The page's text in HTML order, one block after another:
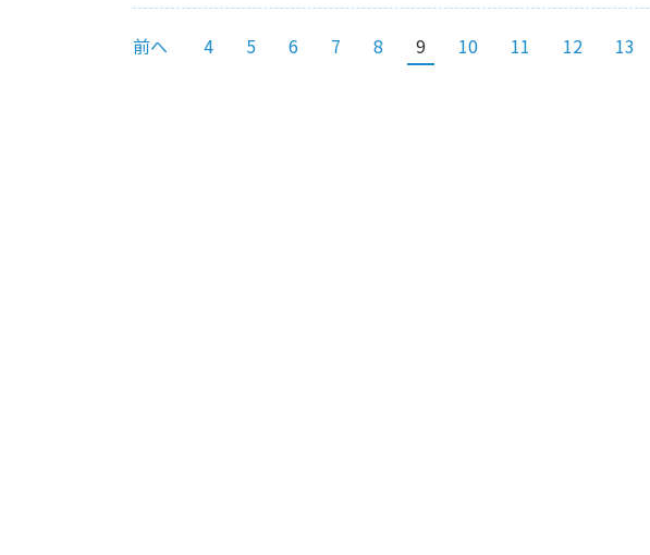
前へ 4 5 6 7 8 9 10 11 12 13